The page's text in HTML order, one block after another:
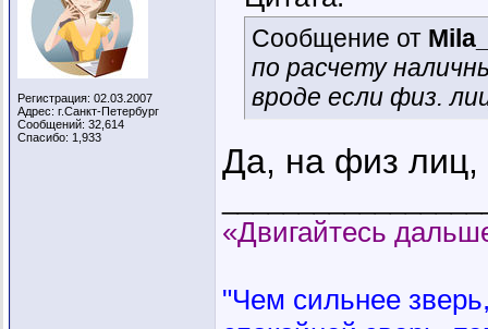
Регистрация: 02.03.2007
Адрес: г.Санкт-Петербург
Сообщений: 32,614
Спасибо: 1,933
Сообщение от
по расчету
вроде если физ.
Да, на физ лиц,
«Двигайтесь
"Чем сильнее